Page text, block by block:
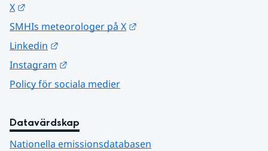
X
SMHIs meteorologer på X
Linkedin
Instagram
Policy för sociala medier
Datavärdskap
Nationella emissionsdatabasen